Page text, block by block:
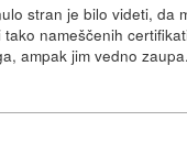
stran je bilo videti, da
nameščenih
ampak jim vedno zaupa.